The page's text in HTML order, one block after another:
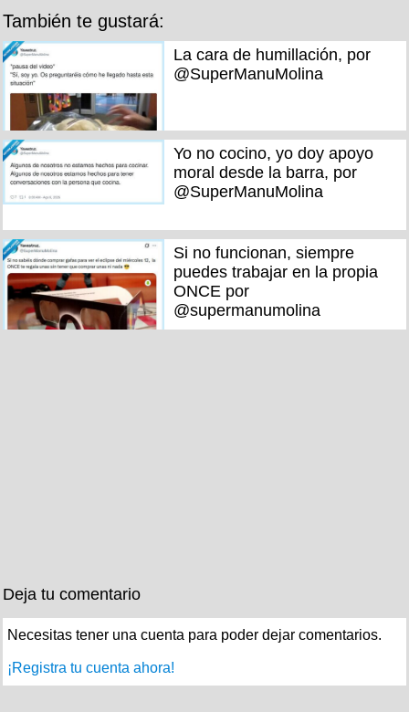
También te gustará:
La cara de humillación, por
@SuperManuMolina
Yo no cocino, yo doy apoyo
moral desde la barra, por
@SuperManuMolina
Si no funcionan, siempre
puedes trabajar en la propia
ONCE por
@supermanumolina
Deja tu comentario
Necesitas tener una cuenta para poder dejar comentarios.
¡Registra tu cuenta ahora!